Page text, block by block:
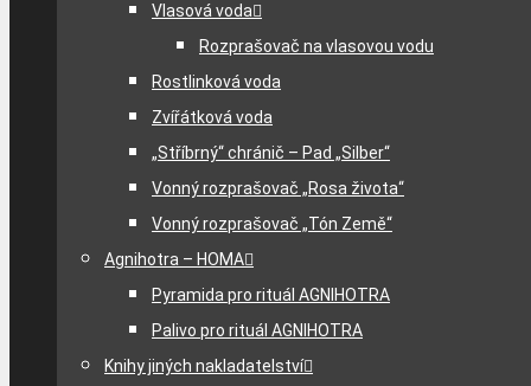
Vlasová voda
Rozprašovač na vlasovou vodu
Rostlinková voda
Zvířátková voda
„Stříbrný“ chránič – Pad „Silber“
Vonný rozprašovač „Rosa života“
Vonný rozprašovač „Tón Země“
Agnihotra – HOMA
Pyramida pro rituál AGNIHOTRA
Palivo pro rituál AGNIHOTRA
Knihy jiných nakladatelství